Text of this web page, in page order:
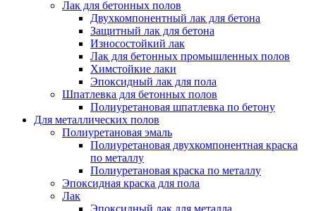
Лак для бетонных полов
Двухкомпонентный лак для бетона
Защитный лак для бетона
Износостойкий лак
Лак для бетонных промышленных полов
Химстойкие лаки
Эпоксидный лак для пола
Шпатлевка для бетонных полов
Полиуретановая шпатлевка по бетону
Для металлических полов
Полиуретановая эмаль
Полиуретановая двухкомпонентная краска
по металлу
Полиуретановая краска по металлу
Эпоксидная краска для пола
Лак
Эпоксидный лак для металла